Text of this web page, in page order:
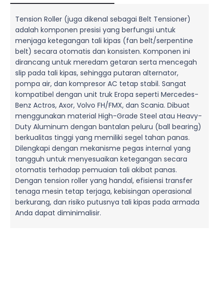
Tension Roller (juga dikenal sebagai Belt Tensioner)
adalah komponen presisi yang berfungsi untuk
menjaga ketegangan tali kipas (fan belt/serpentine
belt) secara otomatis dan konsisten. Komponen ini
dirancang untuk meredam getaran serta mencegah
slip pada tali kipas, sehingga putaran alternator,
pompa air, dan kompresor AC tetap stabil. Sangat
kompatibel dengan unit truk Eropa seperti Mercedes-
Benz Actros, Axor, Volvo FH/FMX, dan Scania. Dibuat
menggunakan material High-Grade Steel atau Heavy-
Duty Aluminum dengan bantalan peluru (ball bearing)
berkualitas tinggi yang memiliki segel tahan panas.
Dilengkapi dengan mekanisme pegas internal yang
tangguh untuk menyesuaikan ketegangan secara
otomatis terhadap pemuaian tali akibat panas.
Dengan tension roller yang handal, efisiensi transfer
tenaga mesin tetap terjaga, kebisingan operasional
berkurang, dan risiko putusnya tali kipas pada armada
Anda dapat diminimalisir.